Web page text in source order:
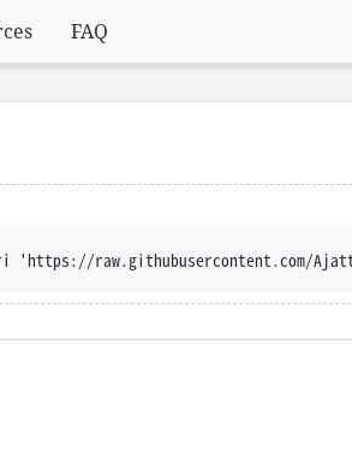
FAQ
Ajatt-Tools/kitsunekko-mirror/